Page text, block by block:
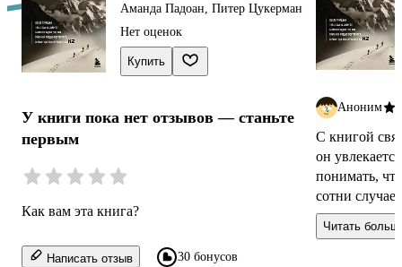
Аманда Падоан, Питер Цукерман
Нет оценок
Купить
У книги пока нет отзывов — станьте
первым
Как вам эта книга?
Написать отзыв 30 бонусов
Аноним
С книгой
он
понимать,
сотни
Подарила с
Читать